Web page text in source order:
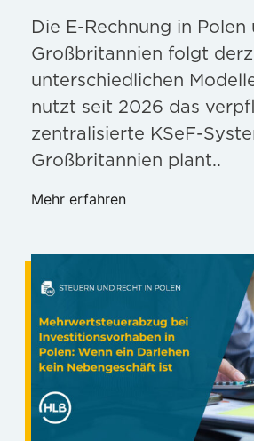
Die E-Rechnung in Polen
Großbritannien folgt
unterschiedlichen
nutzt seit 2026 das
zentralisierte KSeF-
Großbritannien plant..
Mehr erfahren